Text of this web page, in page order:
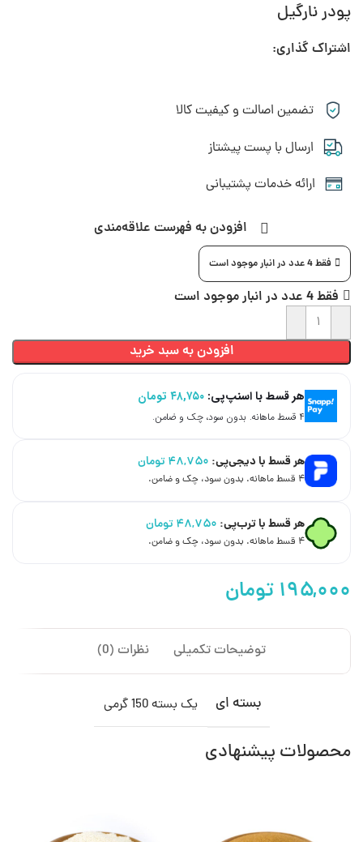
پودر نارگیل
اشتراک گذاری:
تضمین اصالت و کیفیت کالا
ارسال با پست پیشتاز
ارائه خدمات پشتیبانی
افزودن به فهرست علاقه‌مندی
فقط 4 عدد در انبار موجود است
فقط 4 عدد در انبار موجود است
افزودن به سبد خرید
هر قسط با اسنپ‌پی: ۴۸,۷۵۰ تومان
۴ قسط ماهانه. بدون سود، چک و ضامن.
هر قسط با دیجی‌پی: ۴۸,۷۵۰تومان
۴ قسط ماهانه. بدون سود، چک و ضامن.
هر قسط با ترب‌پی: ۴۸,۷۵۰تومان
۴ قسط ماهانه. بدون سود، چک و ضامن.
تومان
توضیحات تکمیلی نظرات (0)
بسته ای یک بسته 150 گرمی
محصولات پیشنهادی